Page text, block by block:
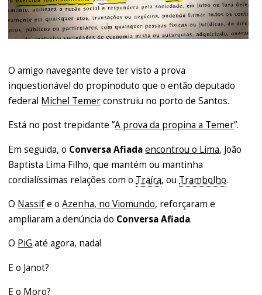
O amigo navegante deve ter visto a prova
inquestionável do propinoduto que o então deputado
federal Michel Temerconstruiu no porto de Santos.
Está no post trepidante ”A prova da propina a Temer”.
Em seguida, o Conversa Afiada encontrou o Lima, João
Baptista Lima Filho, que mantém ou mantinha
cordialíssimas relações com o Traíra, ou Trambolho.
O Nassife oAzenha, no Viomundo, reforçaram e
ampliaram a denúncia do Conversa Afiada.
O PiG até agora, nada!
E o Janot?
E o Moro?